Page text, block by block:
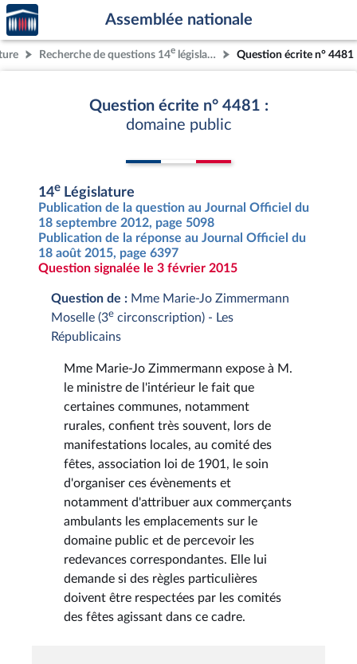
Aller au contenu
Aller en bas de la page
Accèder
à la
page
d'accueil
Assemblée nationale
Recherche de questions 14e législature Question écrite n° 4481
Question écrite n° 4481 :
domaine public
14e Législature
Publication de la question au Journal Officiel du
18 septembre 2012, page 5098
Publication de la réponse au Journal Officiel du
18 août 2015, page 6397
Question signalée le 3 février 2015
Question de : Mme Marie-Jo Zimmermann
Moselle (3e circonscription) - Les
Républicains
Mme Marie-Jo Zimmermann expose à M.
le ministre de l'intérieur le fait que
certaines communes, notamment
rurales, confient très souvent, lors de
manifestations locales, au comité des
fêtes, association loi de 1901, le soin
d'organiser ces évènements et
notamment d'attribuer aux commerçants
ambulants les emplacements sur le
domaine public et de percevoir les
redevances correspondantes. Elle lui
demande si des règles particulières
doivent être respectées par les comités
des fêtes agissant dans ce cadre.